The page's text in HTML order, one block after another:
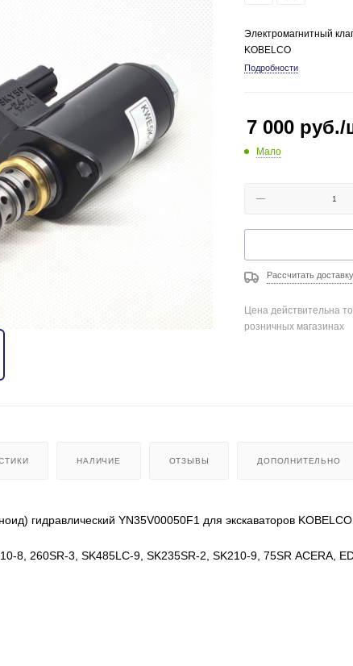
Электромагнитный
KOBELCO
Подробности
7 000 руб./
Мало
Рассчитать доставку
Цена действительна
розничных магазинах
НАЛИЧИЕ ОТЗЫВЫ ДОПОЛНИТЕЛЬНО
гидравлический YN35V00050F1 для экскаваторов
8, 260SR-3, SK485LC-9, SK235SR-2, SK210-9, 75SR ACERA,